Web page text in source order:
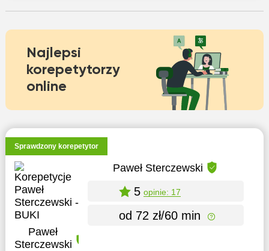
Najlepsi
korepetytorzy
online
Sprawdzony korepetytor
Paweł
Sterczewski
Paweł Sterczewski
5 opinie: 17
od 72 zł/60 min